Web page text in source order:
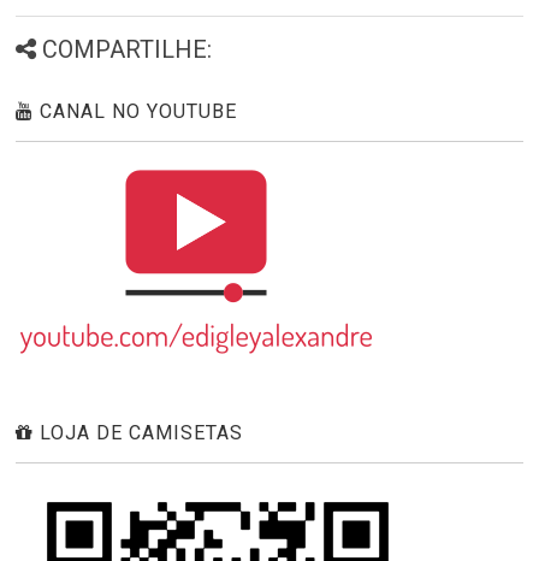
COMPARTILHE:
CANAL NO YOUTUBE
LOJA DE CAMISETAS